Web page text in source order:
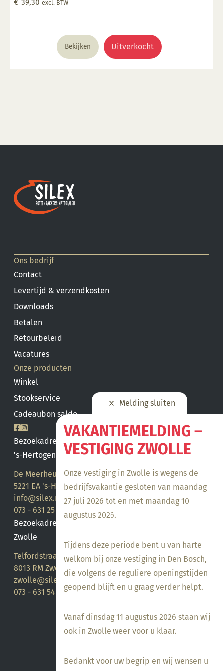
Melding sluiten
VAKANTIEMELDING –
VESTIGING ZWOLLE
Onze vestiging in Zwolle is wegens de
bedrijfsvakantie gesloten van maandag
27 juli 2026 tot en met maandag 10
augustus 2026.
Tijdens deze periode bent u van harte
welkom bij onze vestiging in Den Bosch,
die volgens de reguliere openingstijden
geopend blijft en u graag verder helpt.
Vanaf dinsdag 11 augustus 2026 staan wij
ook in Zwolle weer voor u klaar.
Bedankt voor uw begrip en wij wensen u
€ 39,30 excl. BTW
Bekijken Uitverkocht
Ons bedrijf
Contact
Levertijd & verzendkosten
Downloads
Betalen
Retourbeleid
Vacatures
Onze producten
Winkel
Stookservice
Cadeaubon saldo
Bezoekadres
's-Hertogenbosch
De Meerheuvel 21
5221 EA 's-Hertogenbosch
info@silex.nl
073 - 631 25 28
Bezoekadres
Zwolle
Telfordstraat 14
8013 RM Zwolle
zwolle@silex.nl
073 - 631 54 05